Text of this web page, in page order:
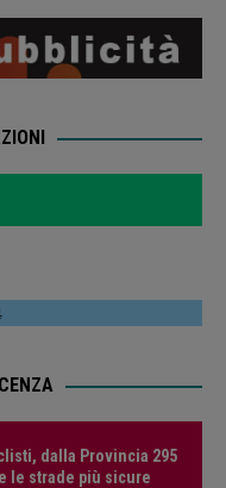
dalla Provincia 295
le strade più sicure